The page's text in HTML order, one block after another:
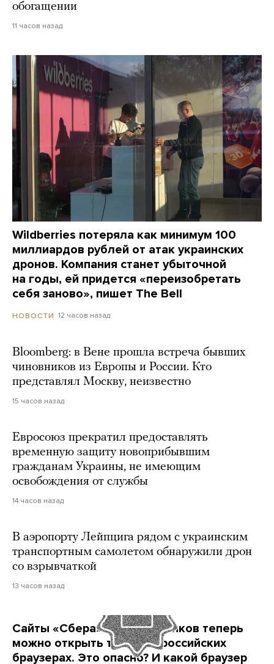
обогащении
11 часов назад
Wildberries потеряла как минимум 100
миллиардов рублей от атак украинских
дронов. Компания станет убыточной
на годы, ей придется «переизобретать
себя заново», пишет The Bell
НОВОСТИ 12 часов назад
Bloomberg: в Вене прошла встреча бывших
чиновников из Европы и России. Кто
представлял Москву, неизвестно
15 часов назад
Евросоюз прекратил предоставлять
временную защиту новоприбывшим
гражданам Украины, не имеющим
освобождения от службы
14 часов назад
В аэропорту Лейпцига рядом с украинским
транспортным самолетом обнаружили дрон
со взрывчаткой
13 часов назад
Сайты «Сбера» и других банков теперь
можно открыть только в российских
браузерах. Это опасно? И какой браузер